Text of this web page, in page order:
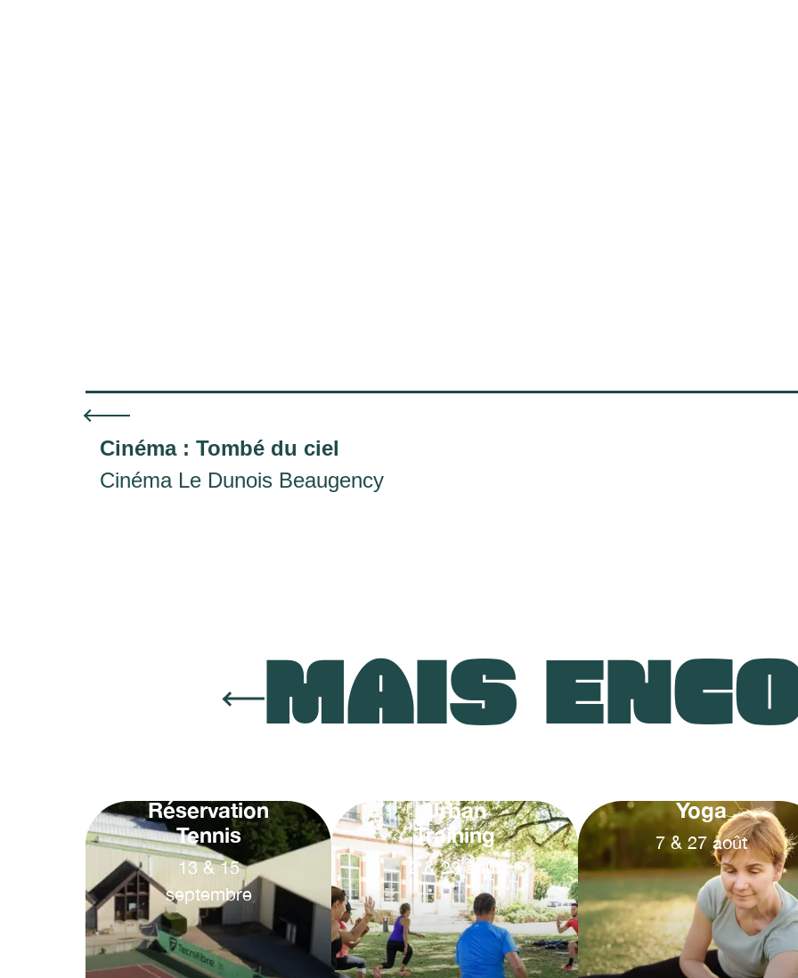
Cinéma : Tombé du ciel
Cinéma Le Dunois Beaugency
MAIS
Réservation
Tennis
13 & 15
septembre
Urban
Training
2 & 29 août
Yoga
7 & 27 août